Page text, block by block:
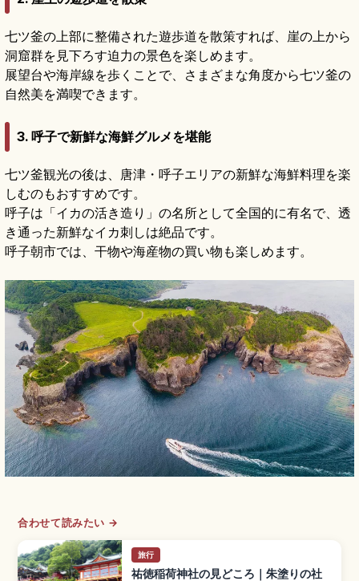
七ツ釜の上部に整備された遊歩道を散策すれば、崖の上から
洞窟群を見下ろす迫力の景色を楽しめます。
展望台や海岸線を歩くことで、さまざまな角度から七ツ釜の
自然美を満喫できます。
3. 呼子で新鮮な海鮮グルメを堪能
七ツ釜観光の後は、唐津・呼子エリアの新鮮な海鮮料理を楽
しむのもおすすめです。
呼子は「イカの活き造り」の名所として全国的に有名で、透
き通った新鮮なイカ刺しは絶品です。
呼子朝市では、干物や海産物の買い物も楽しめます。
合わせて読みたい →
旅行
祐徳稲荷神社の見どころ｜朱塗りの社